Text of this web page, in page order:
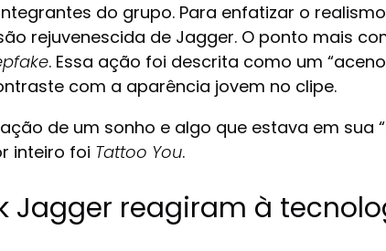
do grupo. Para enfatizar o
rejuvenescida de Jagger. O ponto mais
. Essa ação foi descrita como um
com a aparência jovem no clipe.
de um sonho e algo que estava em sua
inteiro foi Tattoo You.
Jagger reagiram à